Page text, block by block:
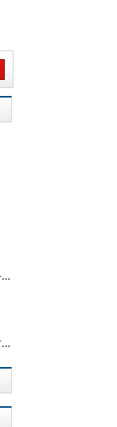
梁立俊：产能过剩？还是产能过期？——从俄罗斯卢布危机说起
梁立俊：合规律性与合目的性统一——对市场经济的一个“美学”解读